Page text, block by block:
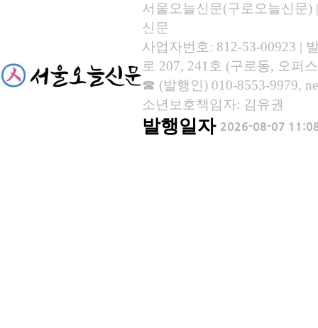
서울오늘신문(구로오늘신문)
신문
사업자번호: 812-53-00923 |
로 207, 241호 (구로동, 오퍼
☎ (발행인) 010-8553-9979,
소년보호책임자: 김유권
발행일자